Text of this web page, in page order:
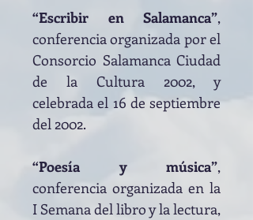
“Escribir en Salamanca”,
conferencia organizada por el
Consorcio Salamanca Ciudad
de la Cultura 2002, y
celebrada el 16 de septiembre
del 2002.
“Poesía y música”,
conferencia organizada en la
I Semana del libro y la lectura,